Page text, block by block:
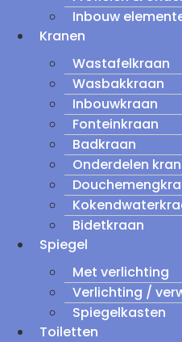
Inbouw
Kranen
Wastafelkraan
Wasbakkraan
Inbouwkraan
Fonteinkraan
Badkraan
Onderdelen
Bidetkraan
Spiegel
Met verlichting
Verlichting /
Spiegelkasten
Toiletten